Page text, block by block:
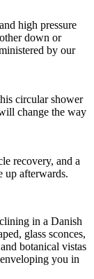
high pressure
down or
by our
circular shower
change the way
recovery, and a
up afterwards.
in a Danish
glass sconces,
botanical vistas
you in